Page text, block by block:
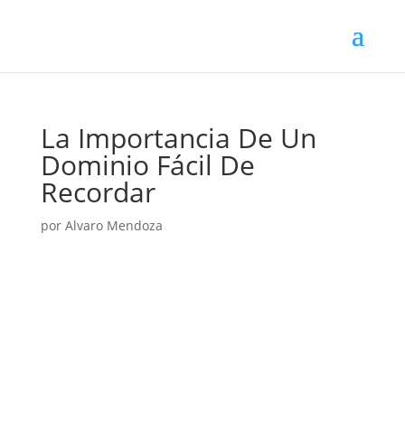
La Importancia De Un
Dominio Fácil De
Recordar
por Alvaro Mendoza